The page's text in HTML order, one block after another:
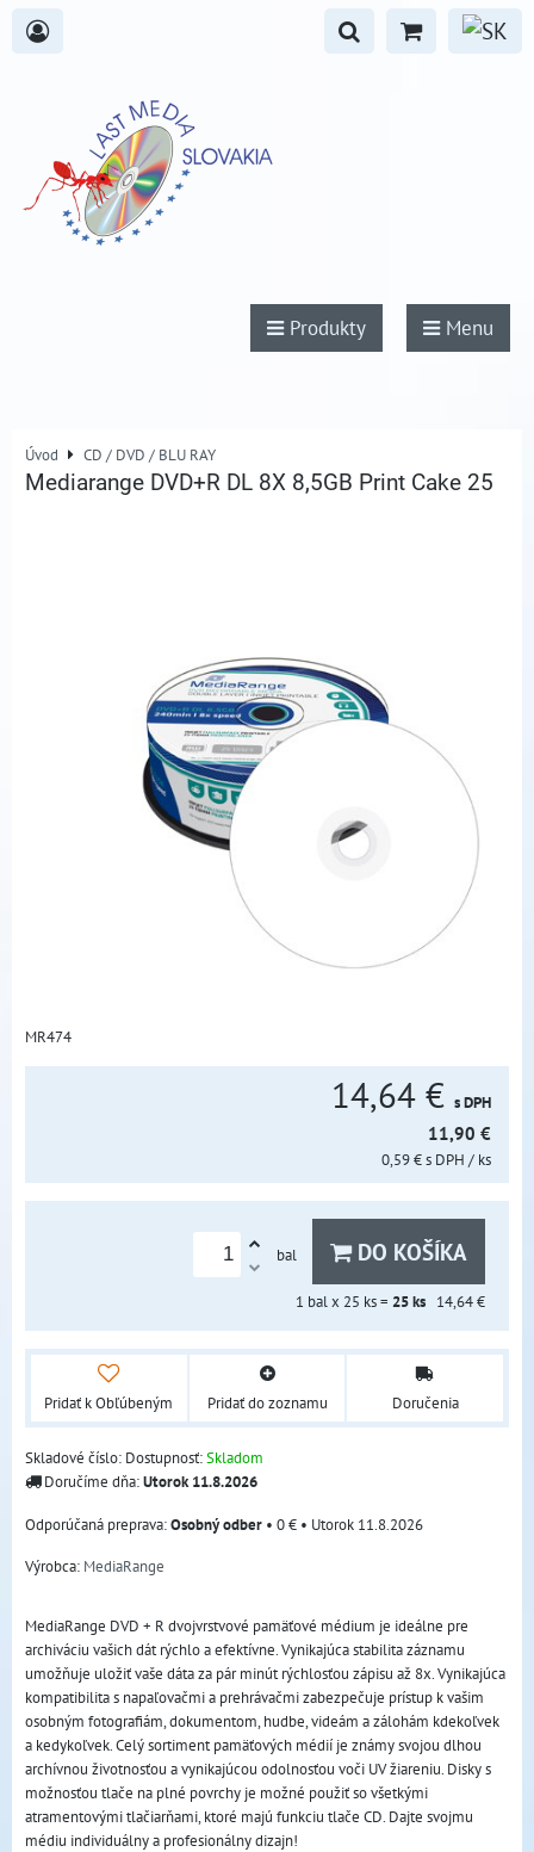
Produkty Menu
Úvod CD / DVD / BLU RAY
Mediarange DVD+R DL 8X 8,5GB Print Cake 25
MR474
14,64 € s DPH
11,90 €
0,59 €s DPH / ks
bal DO KOŠÍKA
1 bal x 25 ks = 25ks 14,64 €
Pridať k Obľúbeným Pridať do zoznamu Doručenia
Skladové číslo: Dostupnosť:Skladom
Doručíme dňa:Utorok11.8.2026
Osobný odber • 0 € • Utorok 11.8.2026
Výrobca: MediaRange
MediaRange DVD + R dvojvrstvové pamäťové médium je ideálne pre
archiváciu vašich dát rýchlo a efektívne. Vynikajúca stabilita záznamu
umožňuje uložiť vaše dáta za pár minút rýchlosťou zápisu až 8x. Vynikajúca
kompatibilita s napaľovačmi a prehrávačmi zabezpečuje prístup k vašim
osobným fotografiám, dokumentom, hudbe, videám a zálohám kdekoľvek
a kedykoľvek. Celý sortiment pamäťových médií je známy svojou dlhou
archívnou životnosťou a vynikajúcou odolnosťou voči UV žiareniu. Disky s
možnosťou tlače na plné povrchy je možné použiť so všetkými
atramentovými tlačiarňami, ktoré majú funkciu tlače CD. Dajte svojmu
médiu individuálny a profesionálny dizajn!